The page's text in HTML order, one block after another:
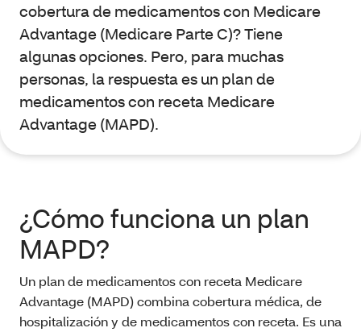
cobertura de medicamentos con Medicare
Advantage (Medicare Parte C)? Tiene
algunas opciones. Pero, para muchas
personas, la respuesta es un plan de
medicamentos con receta Medicare
Advantage (MAPD).
¿Cómo funciona un plan
MAPD?
Un plan de medicamentos con receta Medicare
Advantage (MAPD) combina cobertura médica, de
hospitalización y de medicamentos con receta. Es una